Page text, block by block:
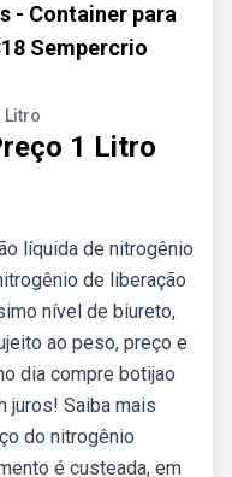
- Container para
Sempercrio
Litro
1 Litro
líquida de nitrogênio
de liberação
nível de biureto,
ao peso, preço e
dia compre botijao
juros! Saiba mais
do nitrogênio
é custeada, em